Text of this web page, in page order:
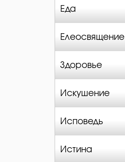
Еда
Елеосвящение
Здоровье
Искушение
Исповедь
Истина